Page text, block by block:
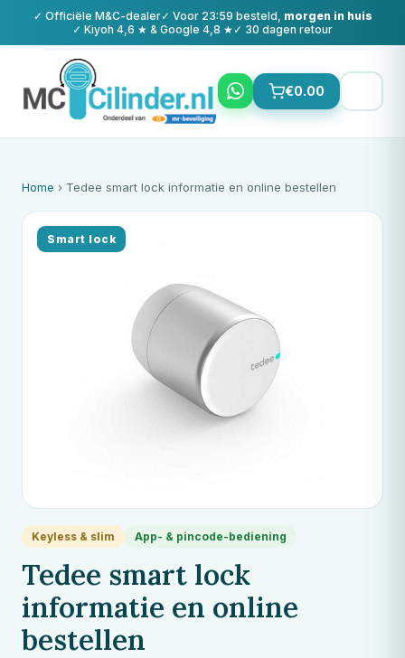
✓ Officiële M&C-dealer✓ Voor 23:59 besteld, morgen in huis
✓ Kiyoh 4,6 ★ & Google 4,8 ★ ✓ 30 dagen retour
€0.00
Home › Tedee smart lock informatie en online bestellen
Smart lock
Keyless & slim App- & pincode-bediening
Tedee smart lock
informatie en online
bestellen